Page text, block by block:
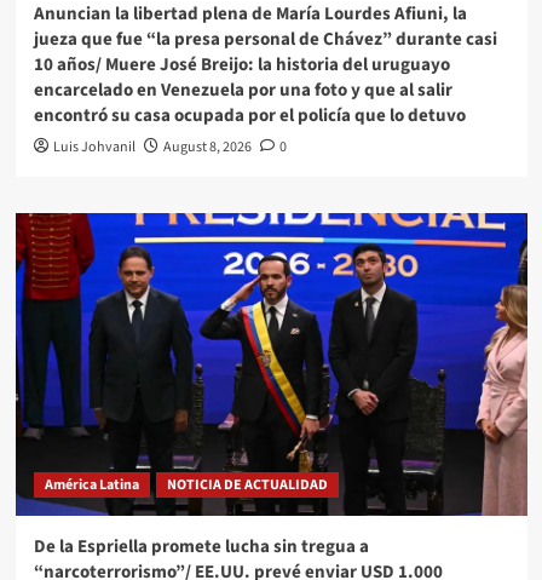
Anuncian la libertad plena de María Lourdes Afiuni, la
jueza que fue “la presa personal de Chávez” durante casi
10 años/ Muere José Breijo: la historia del uruguayo
encarcelado en Venezuela por una foto y que al salir
encontró su casa ocupada por el policía que lo detuvo
Luis Johvanil August 8, 2026 0
América Latina NOTICIA DE ACTUALIDAD
De la Espriella promete lucha sin tregua a
“narcoterrorismo”/ EE.UU. prevé enviar USD 1.000